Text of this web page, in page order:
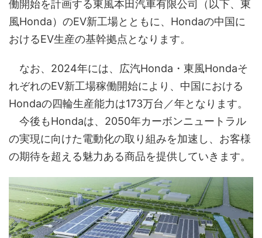
働開始を計画する東風本田汽車有限公司（以下、東
風Honda）のEV新工場とともに、Hondaの中国に
おけるEV生産の基幹拠点となります。
なお、2024年には、広汽Honda・東風Hondaそ
れぞれのEV新工場稼働開始により、中国における
Hondaの四輪生産能力は173万台／年となります。
今後もHondaは、2050年カーボンニュートラル
の実現に向けた電動化の取り組みを加速し、お客様
の期待を超える魅力ある商品を提供していきます。